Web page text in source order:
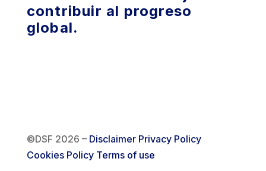
contribuir al progreso
global.
©DSF 2026 – Disclaimer Privacy Policy
Cookies Policy Terms of use